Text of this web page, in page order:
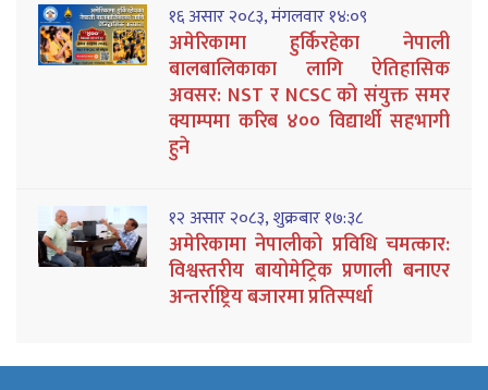
१६ असार २०८३, मंगलवार १४:०९
अमेरिकामा हुर्किरहेका नेपाली
बालबालिकाका लागि ऐतिहासिक
अवसर: NST र NCSC को संयुक्त समर
क्याम्पमा करिब ४०० विद्यार्थी सहभागी
हुने
१२ असार २०८३, शुक्रबार १७:३८
अमेरिकामा नेपालीको प्रविधि चमत्कार:
विश्वस्तरीय बायोमेट्रिक प्रणाली बनाएर
अन्तर्राष्ट्रिय बजारमा प्रतिस्पर्धा